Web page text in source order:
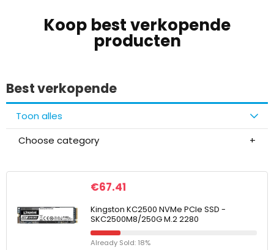
Koop best verkopende
producten
Best verkopende
Toon alles
Choose category
€67.41
Kingston KC2500 NVMe PCIe SSD -
SKC2500M8/250G M.2 2280
Already Sold: 18%